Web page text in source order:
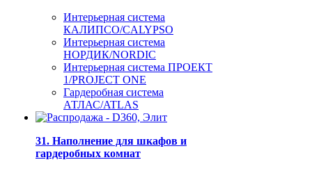
Интерьерная система
КАЛИПСО/CALYPSO
Интерьерная система
НОРДИК/NORDIC
Интерьерная система ПРОЕКТ
1/PROJECT ONE
Гардеробная система
АТЛАС/ATLAS
31. Наполнение для шкафов и
гардеробных комнат